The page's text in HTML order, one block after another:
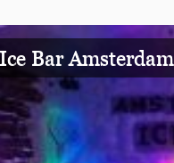
Ice Bar Amsterdam